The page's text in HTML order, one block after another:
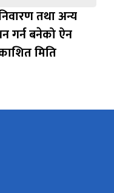
तथा अन्य
गर्न बनेको ऐन
मिति